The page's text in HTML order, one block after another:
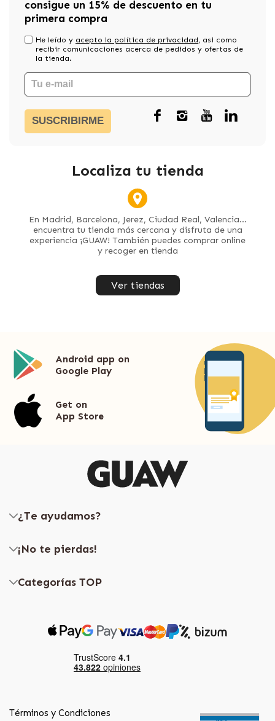
consigue un 15% de descuento en tu
primera compra
He leído y acepto la política de privacidad, asi como
recibir comunicaciones acerca de pedidos y ofertas de
la tienda.
SUSCRIBIRME
Localiza tu tienda
En Madrid, Barcelona, Jerez, Ciudad Real, Valencia...
encuentra tu tienda más cercana y disfruta de una
experiencia ¡GUAW! También puedes comprar online
y recoger en tienda
Ver tiendas
Android app on
Google Play
Get on
App Store
¿Te ayudamos?
¡No te pierdas!
Categorías TOP
Términos y Condiciones